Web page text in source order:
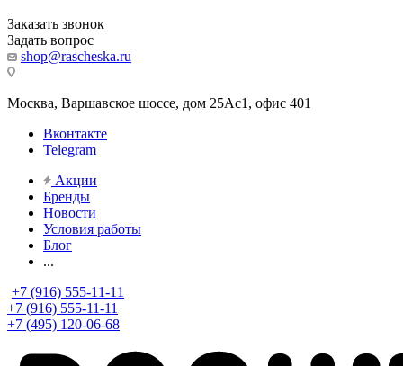
Заказать звонок
Задать вопрос
shop@rascheska.ru
Москва, Варшавское шоссе, дом 25Аc1, офис 401
Вконтакте
Telegram
Акции
Бренды
Новости
Условия работы
Блог
...
+7 (916) 555-11-11
+7 (916) 555-11-11
+7 (495) 120-06-68